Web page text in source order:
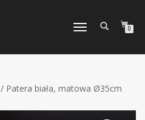
TOGGLE
0
/ Patera biała, matowa Ø35cm